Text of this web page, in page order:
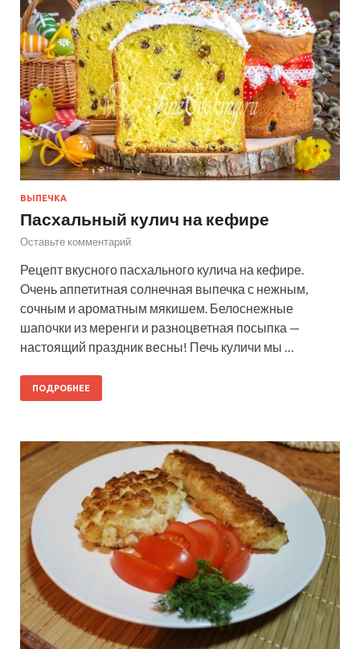
ВЫПЕЧКА
Пасхальный кулич на кефире
Оставьте комментарий
Рецепт вкусного пасхального кулича на кефире.
Очень аппетитная солнечная выпечка с нежным,
сочным и ароматным мякишем. Белоснежные
шапочки из меренги и разноцветная посыпка —
настоящий праздник весны! Печь куличи мы …
ПОДРОБНЕЕ